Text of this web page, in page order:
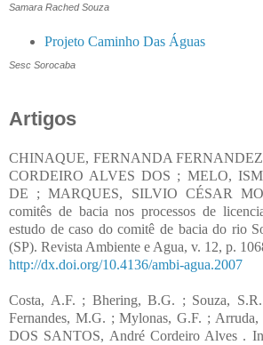
Samara Rached Souza
Projeto Caminho Das Águas
Sesc Sorocaba
Artigos
CHINAQUE, FERNANDA
CORDEIRO ALVES DOS ; MELO,
DE ; MARQUES, SILVIO CÉSAR
comitês de bacia nos processos de
estudo de caso do comitê de bacia do rio
(SP). Revista Ambiente e Agua, v. 12, p.
http://dx.doi.org/10.4136/ambi-agua.2007
Costa, A.F. ; Bhering, B.G. ; Souza,
Fernandes, M.G. ; Mylonas, G.F. ;
DOS SANTOS, André Cordeiro Alves .